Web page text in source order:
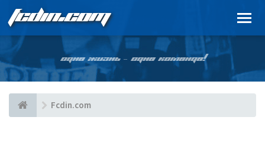
FCDIN.COM
ОДНА ЖИЗНЬ – ОДНА КОМАНДА!
Fcdin.com